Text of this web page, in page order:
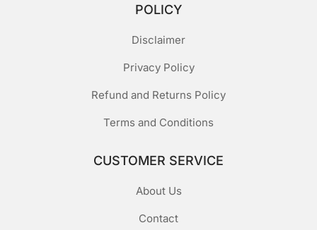
POLICY
Disclaimer
Privacy Policy
Refund and Returns Policy
Terms and Conditions
CUSTOMER SERVICE
About Us
Contact